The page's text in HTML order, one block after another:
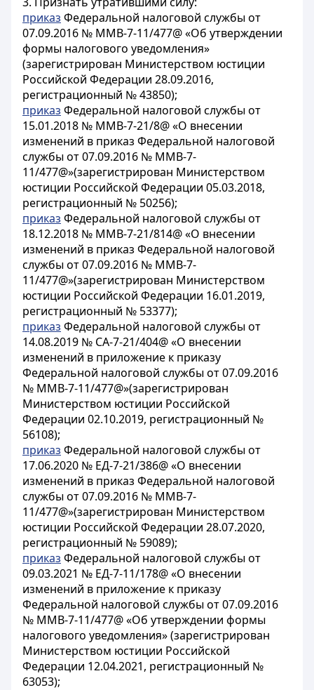
приказ Федеральной налоговой службы от
07.09.2016 № ММВ-7-11/477@ «Об утверждении
формы налогового уведомления»
(зарегистрирован Министерством юстиции
Российской Федерации 28.09.2016,
регистрационный № 43850);
приказ Федеральной налоговой службы от
15.01.2018 № ММВ-7-21/8@ «О внесении
изменений в приказ Федеральной налоговой
службы от 07.09.2016 № ММВ-7-
11/477@»(зарегистрирован Министерством
юстиции Российской Федерации 05.03.2018,
регистрационный № 50256);
приказ Федеральной налоговой службы от
18.12.2018 № ММВ-7-21/814@ «О внесении
изменений в приказ Федеральной налоговой
службы от 07.09.2016 № ММВ-7-
11/477@»(зарегистрирован Министерством
юстиции Российской Федерации 16.01.2019,
регистрационный № 53377);
приказ Федеральной налоговой службы от
14.08.2019 № СА-7-21/404@ «О внесении
изменений в приложение к приказу
Федеральной налоговой службы от 07.09.2016
№ ММВ-7-11/477@»(зарегистрирован
Министерством юстиции Российской
Федерации 02.10.2019, регистрационный №
56108);
приказ Федеральной налоговой службы от
17.06.2020 № ЕД-7-21/386@ «О внесении
изменений в приказ Федеральной налоговой
службы от 07.09.2016 № ММВ-7-
11/477@»(зарегистрирован Министерством
юстиции Российской Федерации 28.07.2020,
регистрационный № 59089);
приказ Федеральной налоговой службы от
09.03.2021 № ЕД-7-11/178@ «О внесении
изменений в приложение к приказу
Федеральной налоговой службы от 07.09.2016
№ ММВ-7-11/477@ «Об утверждении формы
налогового уведомления» (зарегистрирован
Министерством юстиции Российской
Федерации 12.04.2021, регистрационный №
63053);